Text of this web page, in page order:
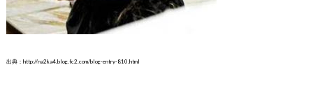
出典：http://na2ka4.blog.fc2.com/blog-entry-810.html